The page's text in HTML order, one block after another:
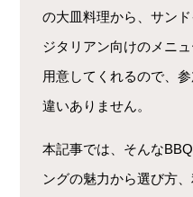
の大皿料理から、サン
ジタリアン向けのメニ
用意してくれるので、
違いありません。
本記事では、そんな
ングの魅力から選び方